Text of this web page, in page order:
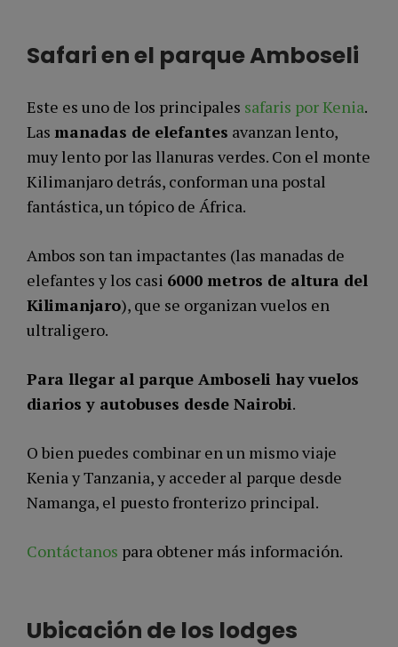
Safari en el parque Amboseli
Este es uno de los principales safaris por Kenia.
Las manadas de elefantes avanzan lento,
muy lento por las llanuras verdes. Con el monte
Kilimanjaro detrás, conforman una postal
fantástica, un tópico de África.
Ambos son tan impactantes (las manadas de
elefantes y los casi 6000 metros de altura del
Kilimanjaro), que se organizan vuelos en
ultraligero.
Para llegar al parque Amboseli hayvuelos
diarios y autobuses desde Nairobi.
O bien puedes combinar en un mismo viaje
Kenia y Tanzania, y acceder al parque desde
Namanga, el puesto fronterizo principal.
Contáctanos para obtener más información.
Ubicación de los lodges